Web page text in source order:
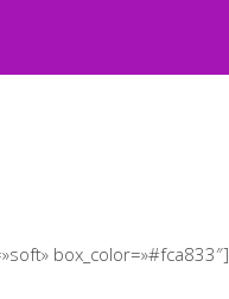
box_color=»#fca833″]